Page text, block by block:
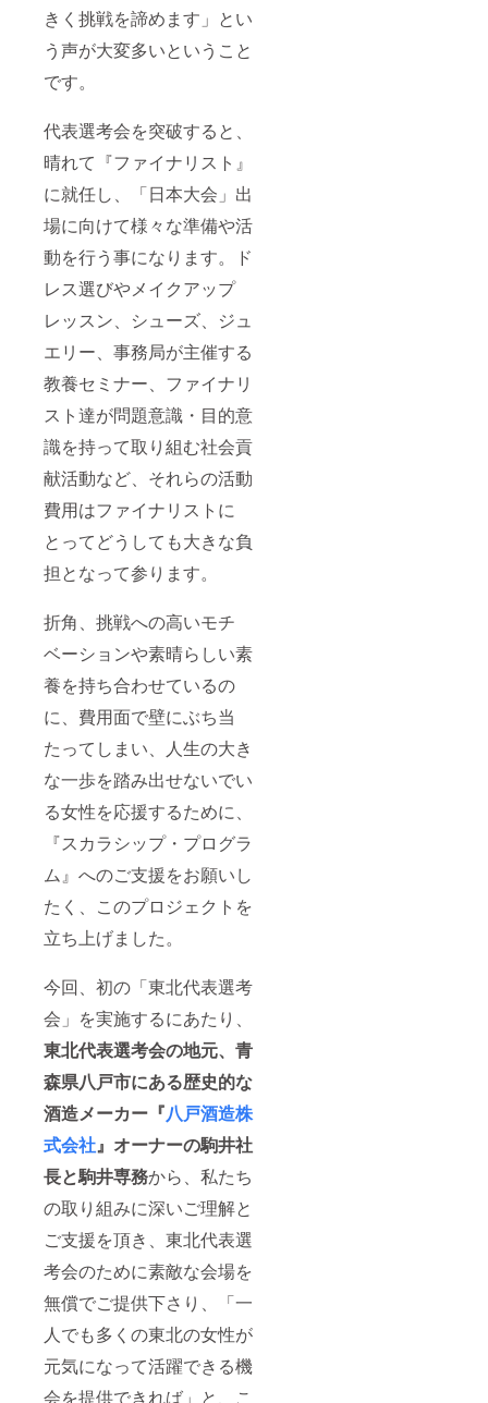
きく挑戦を諦めます」とい
う声が大変多いということ
です。
代表選考会を突破すると、
晴れて『ファイナリスト』
に就任し、「日本大会」出
場に向けて様々な準備や活
動を行う事になります。ド
レス選びやメイクアップ
レッスン、シューズ、ジュ
エリー、事務局が主催する
教養セミナー、ファイナリ
スト達が問題意識・目的意
識を持って取り組む社会貢
献活動など、それらの活動
費用はファイナリストに
とってどうしても大きな負
担となって参ります。
折角、挑戦への高いモチ
ベーションや素晴らしい素
養を持ち合わせているの
に、費用面で壁にぶち当
たってしまい、人生の大き
な一歩を踏み出せないでい
る女性を応援するために、
『スカラシップ・プログラ
ム』へのご支援をお願いし
たく、このプロジェクトを
立ち上げました。
今回、初の「東北代表選考
会」を実施するにあたり、
東北代表選考会の地元、青
森県八戸市にある歴史的な
酒造メーカー『八戸酒造株
式会社』オーナーの駒井社
長と駒井専務から、私たち
の取り組みに深いご理解と
ご支援を頂き、東北代表選
考会のために素敵な会場を
無償でご提供下さり、「一
人でも多くの東北の女性が
元気になって活躍できる機
会を提供できれば」と、こ